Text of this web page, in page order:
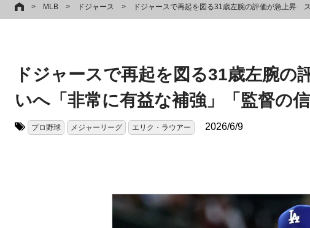
> MLB > ドジャース > ドジャースで再起を図る31歳左腕の評価が急上昇
ドジャースで再起を図る31歳左腕
いへ「非常に有益な補強」「監督の
プロ野球 メジャーリーグ エリク・ラウアー 2026/6/9